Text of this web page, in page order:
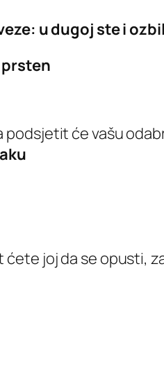
u dugoj ste i
će vašu
joj da se opusti,